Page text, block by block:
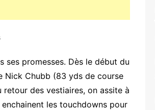
ses promesses. Dès le début du
Nick Chubb (83 yds de course
des vestiaires, on assite à
les touchdowns pour